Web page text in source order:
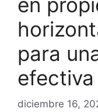
para
diciembre 16,